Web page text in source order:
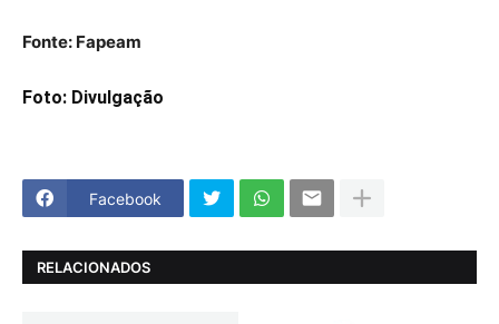
Fonte: Fapeam
Foto: Divulgação
Facebook
RELACIONADOS